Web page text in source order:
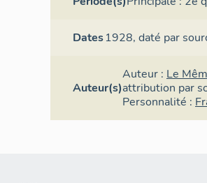
Dates1928,daté par
Auteur(s)
Auteur : Le
attribution par
Personnalité :